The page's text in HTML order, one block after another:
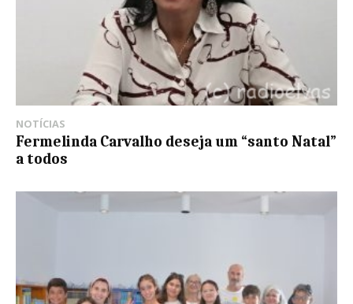
NOTÍCIAS
Fermelinda Carvalho deseja um “santo Natal”
a todos